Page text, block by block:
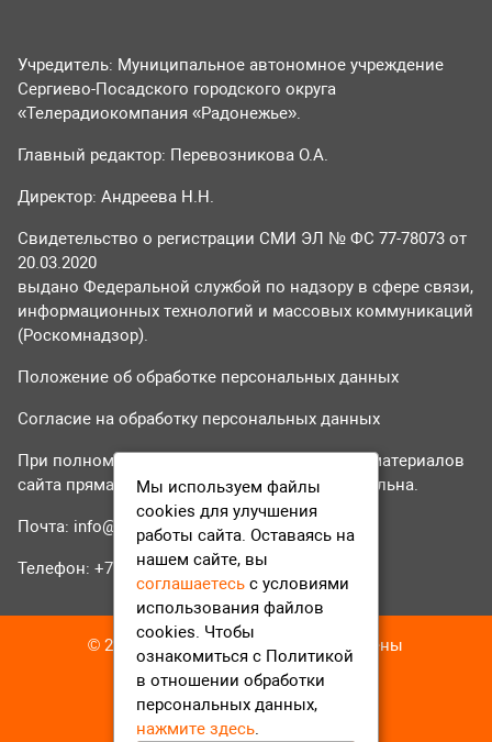
Учредитель: Муниципальное автономное учреждение
Сергиево-Посадского городского округа
«Телерадиокомпания «Радонежье».
Главный редактор: Перевозникова О.А.
Директор: Андреева Н.Н.
Свидетельство о регистрации СМИ ЭЛ № ФС 77-78073 от
20.03.2020
выдано Федеральной службой по надзору в сфере связи,
информационных технологий и массовых коммуникаций
(Роскомнадзор).
Положение об обработке персональных данных
Согласие на обработку персональных данных
При полном или частичном использовании материалов
сайта прямая гиперссылка на tvr24.tv обязательна.
Почта: info@tvr24.tv
Телефон: +7 (496) 551-04-95
© 2016-2023 ТВР24 Все права защищены
Мы используем файлы
cookies для улучшения
работы сайта. Оставаясь на
нашем сайте, вы
соглашаетесь с условиями
использования файлов
cookies. Чтобы
ознакомиться с Политикой
в отношении обработки
персональных данных,
нажмите здесь.